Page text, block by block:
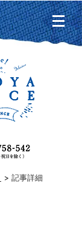
> 記事詳細